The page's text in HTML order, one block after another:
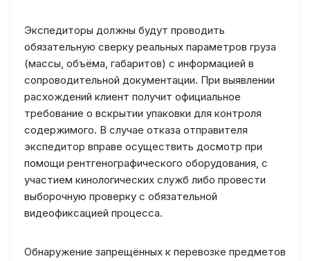
Экспедиторы должны будут проводить
обязательную сверку реальных параметров груза
(массы, объёма, габаритов) с информацией в
сопроводительной документации. При выявлении
расхождений клиент получит официальное
требование о вскрытии упаковки для контроля
содержимого. В случае отказа отправителя
экспедитор вправе осуществить досмотр при
помощи рентгенографического оборудования, с
участием кинологических служб либо провести
выборочную проверку с обязательной
видеофиксацией процесса.
Обнаружение запрещённых к перевозке предметов